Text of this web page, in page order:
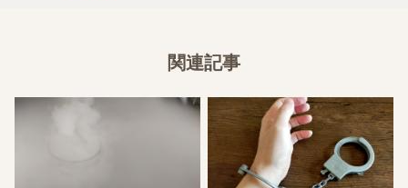
関連記事